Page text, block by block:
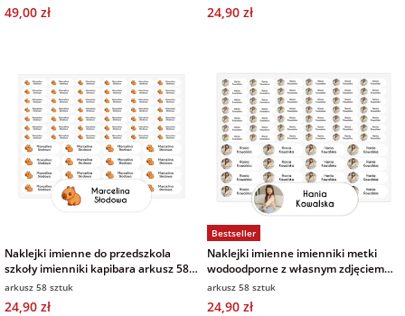
49,00 zł 24,90 zł
Naklejki imienne do przedszkola
szkoły imienniki kapibara arkusz 58
sztuk
arkusz 58 sztuk
24,90 zł
Bestseller
Naklejki imienne imienniki metki
wodoodporne z własnym zdjęciem
arkusz 58 sztuk
arkusz 58 sztuk
24,90 zł